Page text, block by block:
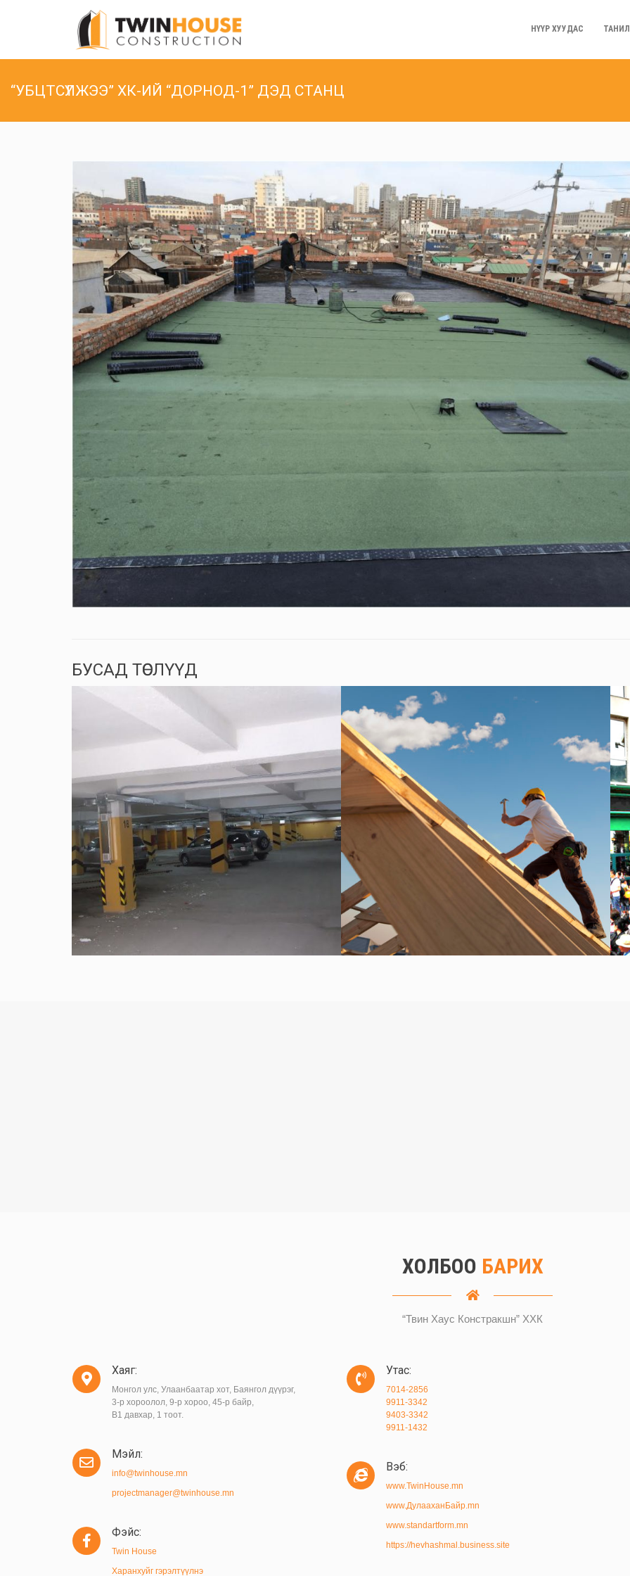
НҮҮР ХУУДАС
“УБЦТСҮЛЖЭЭ” ХК-ИЙ “ДОРНОД-1” ДЭД СТАНЦ
БУСАД ТӨСЛҮҮД
“Wizard construction” ХХК-ийн 2 давхар 1680 м
2 100 автомашины гаражийн карказ
угсралтын ажил
“Одкон холдинг” ХХК-ийн Хан-Уул дүүргийн
цахилгаан түгээгүүрийн барилгын өргөтгөлийн
ХОЛБОО БАРИХ
“Твин Хаус Констракшн” ХХК
Хаяг:
Монгол улс, Улаанбаатар хот, Баянгол дүүрэг,
3-р хороолол, 9-р хороо, 45-р байр,
B1 давхар, 1 тоот.
Мэйл:
info@twinhouse.mn
projectmanager@twinhouse.mn
Фэйс:
Twin House
Харанхуйг гэрэлтүүлнэ
Утас:
7014-2856
9911-3342
9403-3342
9911-1432
Вэб:
www.TwinHouse.mn
www.ДулааханБайр.mn
www.standartform.mn
https://hevhashmal.business.site